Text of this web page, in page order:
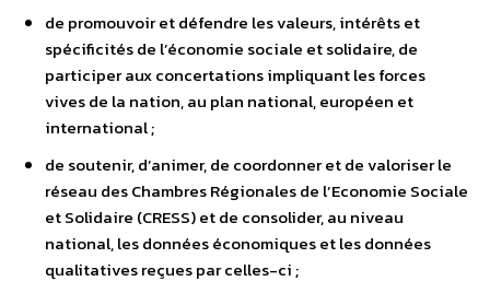
de promouvoir et défendre les valeurs, intérêts et
spécificités de l’économie sociale et solidaire, de
participer aux concertations impliquant les forces
vives de la nation, au plan national, européen et
international ;
de soutenir, d’animer, de coordonner et de valoriser le
réseau des Chambres Régionales de l’Economie Sociale
et Solidaire (CRESS) et de consolider, au niveau
national, les données économiques et les données
qualitatives reçues par celles-ci ;